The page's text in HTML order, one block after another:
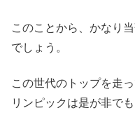
このことから、かなり
でしょう。
この世代のトップを走
リンピックは是が非で